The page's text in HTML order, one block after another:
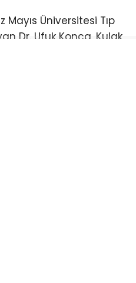
Üniversitesi Tıp
Dr. Ufuk Konca, Kulak